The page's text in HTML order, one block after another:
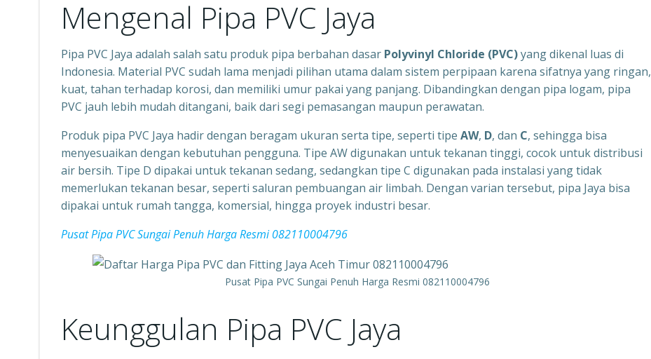
Mengenal Pipa PVC Jaya
Pipa PVC Jaya adalah salah satu produk pipa berbahan dasar Polyvinyl Chloride (PVC)yang dikenal luas di
Indonesia. Material PVC sudah lama menjadi pilihan utama dalam sistem perpipaan karena sifatnya yang ringan,
kuat, tahan terhadap korosi, dan memiliki umur pakai yang panjang. Dibandingkan dengan pipa logam, pipa
PVC jauh lebih mudah ditangani, baik dari segi pemasangan maupun perawatan.
Produk pipa PVC Jaya hadir dengan beragam ukuran serta tipe, seperti tipe AW, D, dan C, sehingga bisa
menyesuaikan dengan kebutuhan pengguna. Tipe AW digunakan untuk tekanan tinggi, cocok untuk distribusi
air bersih. Tipe D dipakai untuk tekanan sedang, sedangkan tipe C digunakan pada instalasi yang tidak
memerlukan tekanan besar, seperti saluran pembuangan air limbah. Dengan varian tersebut, pipa Jaya bisa
dipakai untuk rumah tangga, komersial, hingga proyek industri besar.
Pusat Pipa PVC Sungai Penuh Harga Resmi 082110004796
Pusat Pipa PVC Sungai Penuh Harga Resmi 082110004796
Keunggulan Pipa PVC Jaya